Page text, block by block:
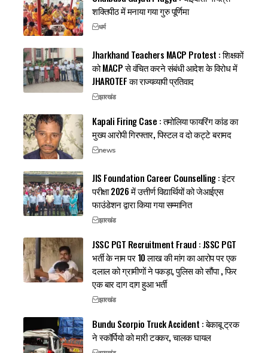
शक्तिपीठ में मनाया गया गुरु पूर्णिमा
धर्म
Jharkhand Teachers MACP Protest : शिक्षकों
को MACP से वंचित करने संबंधी आदेश के विरोध में
JHAROTEF का राज्यव्यापी प्रतिवाद
झारखंड
Kapali Firing Case : तमोलिया फायरिंग कांड का
मुख्य आरोपी गिरफ्तार, पिस्टल व दो कट्टे बरामद
news
JIS Foundation Career Counselling : इंटर
परीक्षा 2026 में उत्तीर्ण विद्यार्थियों को जेआईएस
फाउंडेशन द्वारा किया गया सम्मानित
झारखंड
JSSC PGT Recruitment Fraud : JSSC PGT
भर्ती के नाम पर 10 लाख की मांग का आरोप पर एक
दलाल को ग्रामीणों ने पकड़ा, पुलिस को सौंपा , फिर
एक बार दाग दाग हुआ भर्ती
झारखंड
Bundu Scorpio Truck Accident : बेकाबू ट्रक
ने स्कॉर्पियो को मारी टक्कर, चालक घायल